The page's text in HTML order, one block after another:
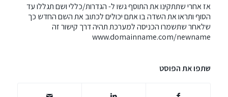
אז אחרי שתתקינו את התוסף גשו ל- הגדרות/כללי ושם תגללו עד
הסוף ותראו את השדה בו אתם יכולים לכתוב את השם החדש כך
שלאחר שתשמרו הכניסה למערכת תהיה דרך קישור זה
www.domainname.com/newname
שתפו את הפוסט